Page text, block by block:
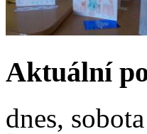
Aktuální
dnes,